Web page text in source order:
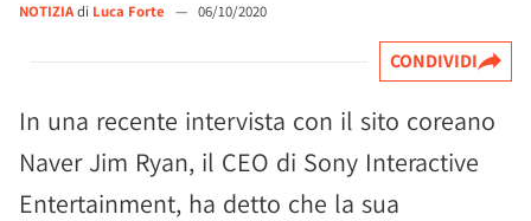
NOTIZIAdi Luca Forte — 06/10/2020
CONDIVIDI
In una recente intervista con il sito coreano
Naver Jim Ryan, il CEO di Sony Interactive
Entertainment, ha detto che la sua